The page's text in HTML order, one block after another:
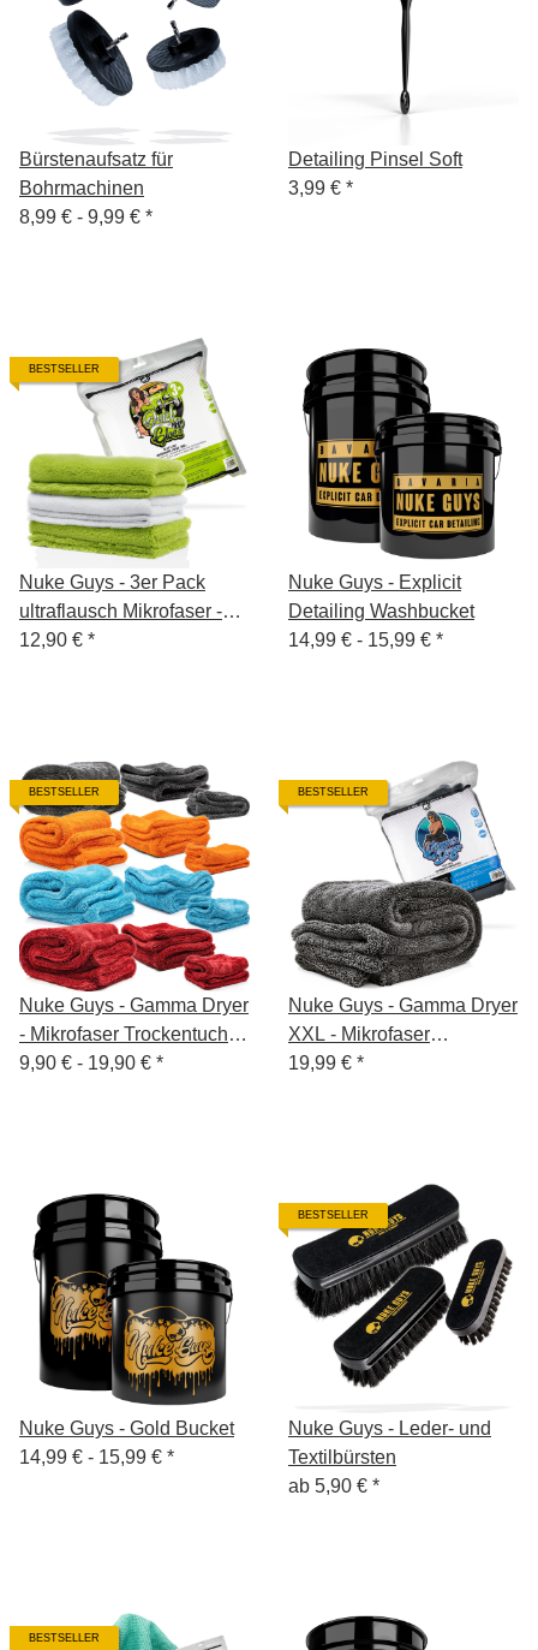
Bürstenaufsatz für
Bohrmachinen
8,99 € - 9,99 € *
Detailing Pinsel Soft
3,99 € *
BESTSELLER
Nuke Guys - 3er Pack
ultraflausch Mikrofaser -
Quick'n'Gloss - 40x40cm
12,90 € *
Nuke Guys - Explicit
Detailing Washbucket
14,99 € - 15,99 € *
BESTSELLER
Nuke Guys - Gamma Dryer
- Mikrofaser Trockentuch -
1400 GSM - S / L / XXL
9,90 € - 19,90 € *
BESTSELLER
Nuke Guys - Gamma Dryer
XXL - Mikrofaser
Trockentuch - 1400 GSM,
19,99 € *
Nuke Guys - Gold Bucket
14,99 € - 15,99 € *
BESTSELLER
Nuke Guys - Leder- und
Textilbürsten
ab 5,90 € *
BESTSELLER